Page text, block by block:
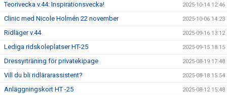
Teorivecka v.44: Inspirationsvecka! 2025-10-14 12:46
Clinic med Nicole Holmén 22 november 2025-10-06 14:23
Ridläger v.44 2025-09-16 13:12
Lediga ridskoleplatser HT-25 2025-09-15 18:15
Dressyrträning för privatekipage 2025-08-19 17:48
Vill du bli ridlärarassistent? 2025-08-18 15:54
Anläggningskort HT -25 2025-08-12 15:48